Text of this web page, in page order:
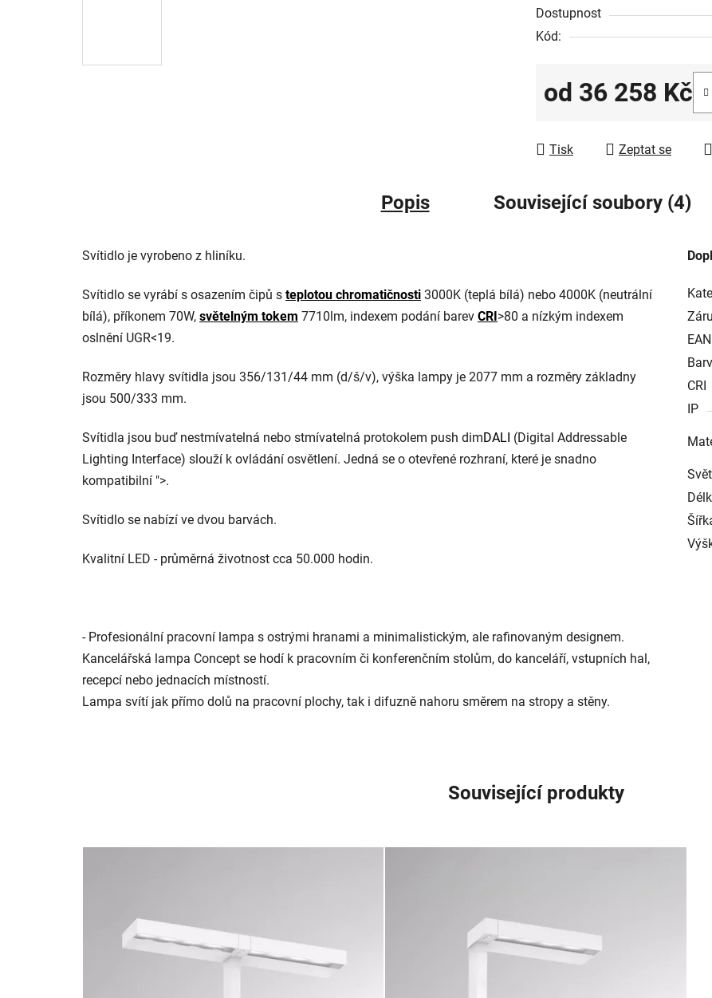
Dostupnost
Kód:
od 36 258 Kč
Tisk Zeptat se
Popis Související soubory (4)
Svítidlo je vyrobeno z hliníku.
Svítidlo se vyrábí s osazením čipů s teplotou chromatičnosti 3000K (teplá bílá) nebo 4000K (neutrální
bílá), příkonem 70W, světelným tokem 7710lm, indexem podání barev CRI>80 a nízkým indexem
oslnění UGR<19.
Rozměry hlavy svítidla jsou 356/131/44 mm (d/š/v), výška lampy je 2077 mm a rozměry základny
jsou 500/333 mm.
Svítidla jsou buď nestmívatelná nebo stmívatelná protokolem push dimDALI (Digital Addressable
Lighting Interface) slouží k ovládání osvětlení. Jedná se o otevřené rozhraní, které je snadno
kompatibilní ">.
Svítidlo se nabízí ve dvou barvách.
Kvalitní LED - průměrná životnost cca 50.000 hodin.
- Profesionální pracovní lampa s ostrými hranami a minimalistickým, ale rafinovaným designem.
Kancelářská lampa Concept se hodí k pracovním či konferenčním stolům, do kanceláří, vstupních hal,
recepcí nebo jednacích místností.
Lampa svítí jak přímo dolů na pracovní plochy, tak i difuzně nahoru směrem na stropy a stěny.
EAN
CRI
IP
Související produkty